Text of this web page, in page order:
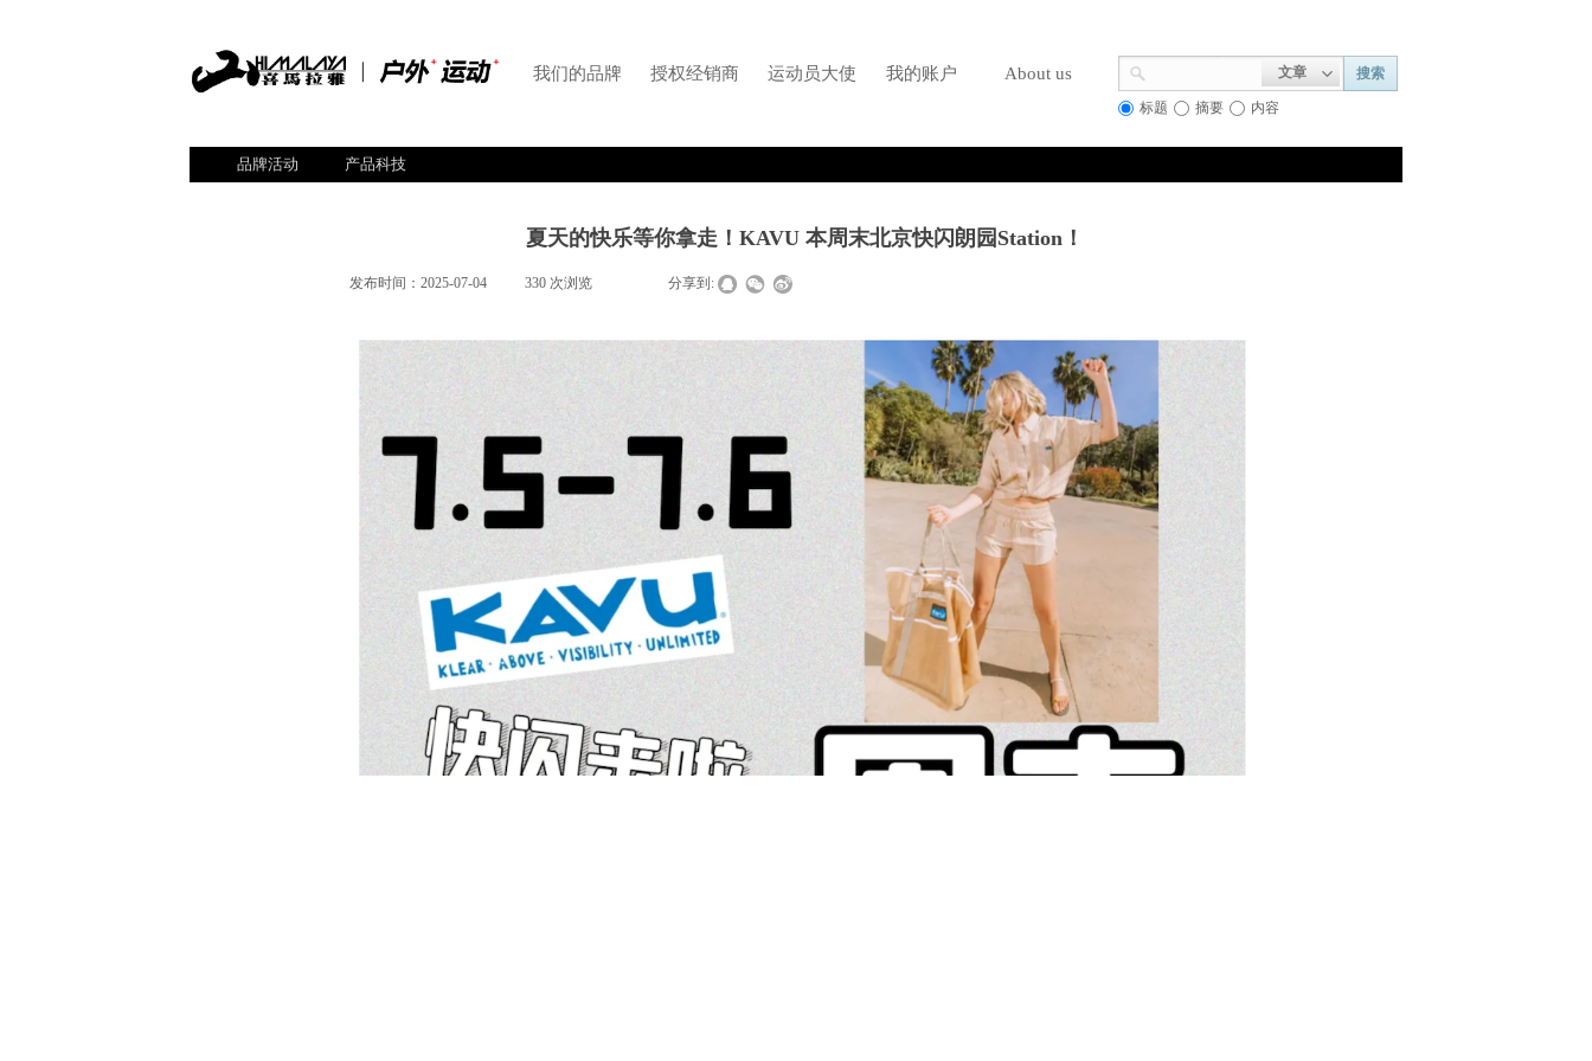
文章 搜索
标题 摘要 内容
我们的品牌 授权经销商 运动员大使 我的账户 About us
品牌活动 产品科技
夏天的快乐等你拿走！KAVU 本周末北京快闪朗园Station！
发布时间： 2025-07-04 330 次浏览 分享到: